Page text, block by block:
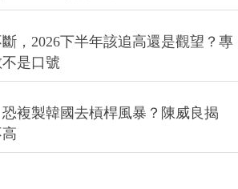
，2026下半年該追高還是觀望？專
是口號
複製韓國去槓桿風暴？陳威良揭